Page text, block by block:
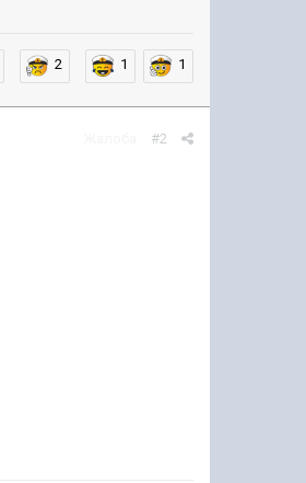
2 1 1
#2